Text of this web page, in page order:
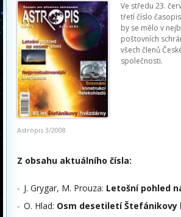
Astropis 3/2008
Ve středu 23.
třetí číslo
by se mělo v
poštovních
všech členů
společnosti.
Z obsahu aktuálního čísla:
J. Grygar, M. Prouza: Letošní pohled
O. Hlad: Osm desetiletí Štefánikovy